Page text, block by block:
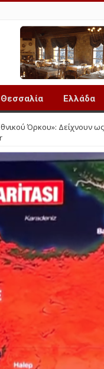
Θεσσαλία Ελλάδα
Όρκου»: Δείχνουν